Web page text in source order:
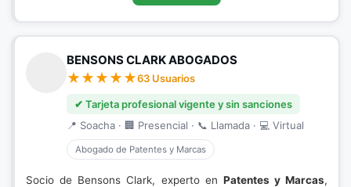
BENSONS CLARK ABOGADOS
63 Usuarios
✔ Tarjeta profesional vigente y sin sanciones
📍 Soacha · 🏢 Presencial · 📞 Llamada · 💻 Virtual
Abogado de Patentes y Marcas
Socio de Bensons Clark, experto en Patentes y Marcas,